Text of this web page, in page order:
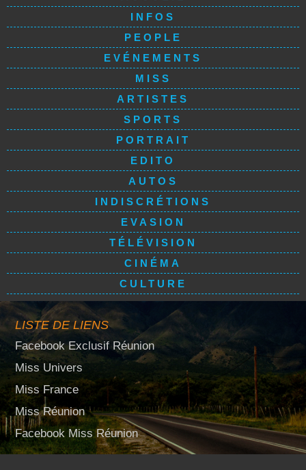
INFOS
PEOPLE
EVÉNEMENTS
MISS
ARTISTES
SPORTS
PORTRAIT
EDITO
AUTOS
INDISCRÉTIONS
EVASION
TÉLÉVISION
CINÉMA
CULTURE
LISTE DE LIENS
Facebook Exclusif Réunion
Miss Univers
Miss France
Miss Réunion
Facebook Miss Réunion